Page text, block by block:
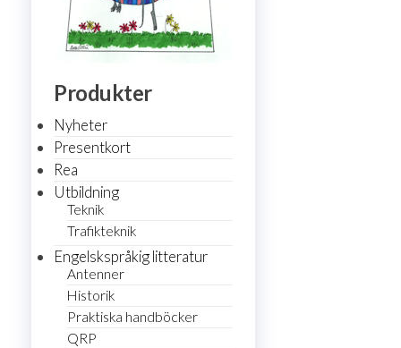
Produkter
Nyheter
Presentkort
Rea
Utbildning
Teknik
Trafikteknik
Engelskspråkig litteratur
Antenner
Historik
Praktiska handböcker
QRP